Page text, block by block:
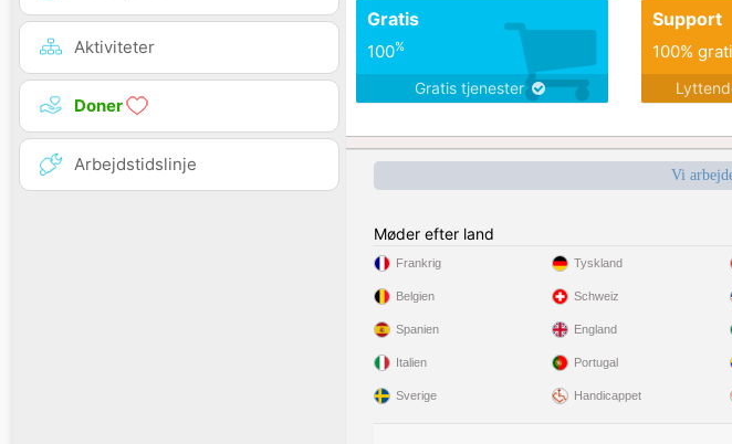
Aktiviteter
Doner
Arbejdstidslinje
Gratis
100%
Gratis tjenester
Support
100%
Vi
Møder efter land
Frankrig
Belgien
Spanien
Italien
Sverige
Tyskland
Schweiz
England
Portugal
Handicappet